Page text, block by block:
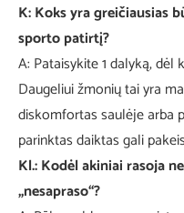
K: Koks yra greičiausias
sporto patirtį?
A: Pataisykite 1 dalyką, dėl
Daugeliui žmonių tai yra
diskomfortas saulėje arba
parinktas daiktas gali
Kl.: Kodėl akiniai rasoja
„nesapraso“?